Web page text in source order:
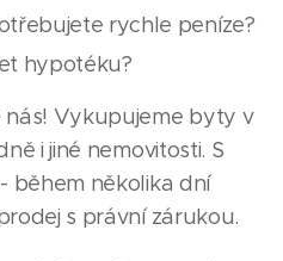
rychle peníze?
hypotéku?
Vykupujeme byty v
i jiné nemovitosti. S
během několika dní
s právní zárukou.